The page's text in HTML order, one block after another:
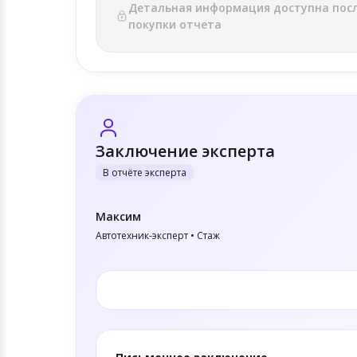
Детальная информация доступна
покупки отчета
Заключение эксперта
В отчёте эксперта
Максим
Автотехник-эксперт • Стаж